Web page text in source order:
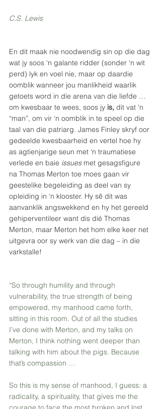
C.S. Lewis
En dit maak nie noodwendig sin op die dag
wat jy soos ‘n galante ridder (sonder ‘n wit
perd) lyk en voel nie, maar op daardie
oomblik wanneer jou manlikheid waarlik
getoets word in die arena van die liefde …
om kwesbaar te wees, soos jy is, dit vat ‘n
“man”, om vir ‘n oomblik in te speel op die
taal van die patriarg. James Finley skryf oor
gedeelde kwesbaarheid en vertel hoe hy
as agtienjarige seun met ‘n traumatiese
verlede en baie issues met gesagsfigure
na Thomas Merton toe moes gaan vir
geestelike begeleiding as deel van sy
opleiding in ‘n klooster. Hy sê dit was
aanvanklik angswekkend en hy het gereeld
gehiperventileer want dis dié Thomas
Merton, maar Merton het hom elke keer net
uitgevra oor sy werk van die dag – in die
varkstalle!
“So through humility and through
vulnerability, the true strength of being
empowered, my manhood came forth,
sitting in this room. Out of all the studies
I’ve done with Merton, and my talks on
Merton, I think nothing went deeper than
talking with him about the pigs. Because
that’s compassion …
So this is my sense of manhood, I guess: a
radicality, a spirituality, that gives me the